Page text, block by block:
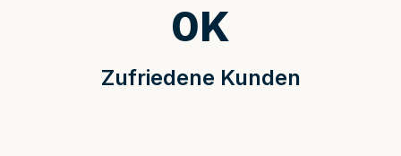
Zufriedene Kunden
0K